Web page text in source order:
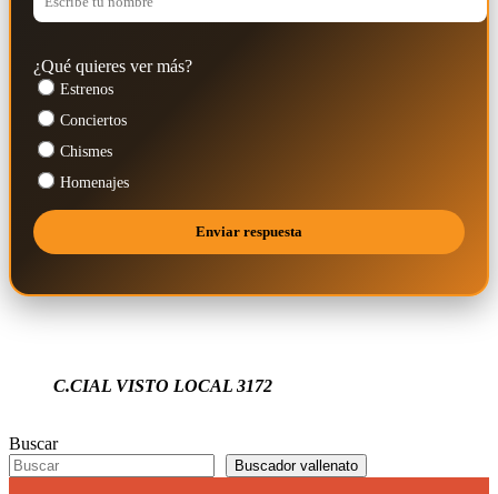
¿Qué quieres ver más?
Estrenos
Conciertos
Chismes
Homenajes
C.CIAL VISTO LOCAL 3172
Buscar
Buscador vallenato